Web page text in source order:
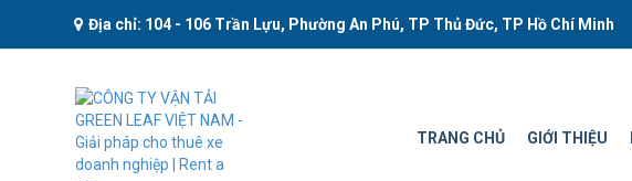
Địa chỉ: 104 - 106 Trần Lựu, Phường An Phú, TP Thủ Đức, TP Hồ Chí Minh
TRANG CHỦ GIỚI THIỆU